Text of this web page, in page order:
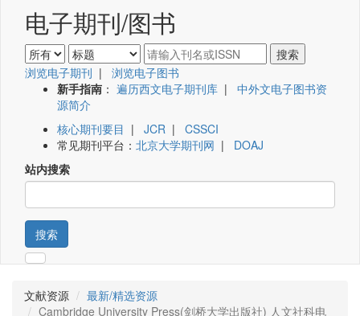
电子期刊/图书
浏览电子期刊 | 浏览电子图书
新手指南 ： 遍历西文电子期刊库 | 中外文电子图书资
源简介
核心期刊要目 | JCR | CSSCI
常见期刊平台： 北京大学期刊网 | DOAJ
站内搜索
搜索
文献资源
最新/精选资源
Cambridge University Press(剑桥大学出版社) 人文社科电